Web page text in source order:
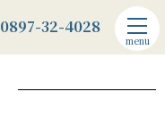
0897-32-4028
menu